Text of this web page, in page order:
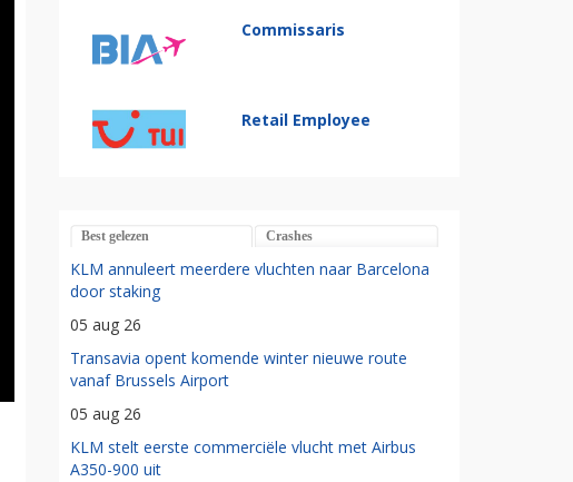
Commissaris
Retail Employee
Best gelezen Crashes
KLM annuleert meerdere vluchten naar Barcelona
door staking
05 aug 26
Transavia opent komende winter nieuwe route
vanaf Brussels Airport
05 aug 26
KLM stelt eerste commerciële vlucht met Airbus
A350-900 uit